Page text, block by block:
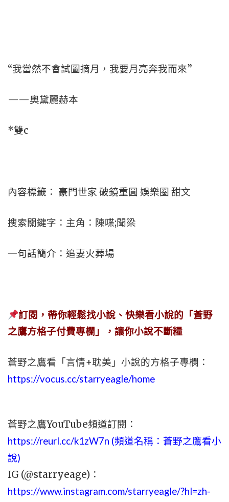
“我當然不會試圖摘月，我要月亮奔我而來”
——奧黛麗赫本
*雙c
內容標籤： 豪門世家 破鏡重圓 娛樂圈 甜文
搜索關鍵字：主角：陳喋;聞梁
一句話簡介：追妻火葬場
訂閱，帶你輕鬆找小說、快樂看小說的「蒼野
之鷹方格子付費專欄」，讓你小說不斷糧
蒼野之鷹看「言情+耽美」小說的方格子專欄：
https://vocus.cc/starryeagle/home
蒼野之鷹YouTube頻道訂閱：
https://reurl.cc/k1zW7n (頻道名稱：蒼野之鷹看小
說)
IG (@starryeage)：
https://www.instagram.com/starryeagle/?hl=zh-